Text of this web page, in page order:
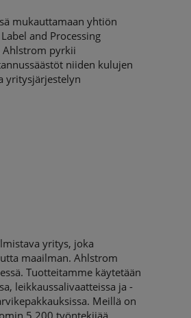
mukauttamaan yhtiön
and Processing
pyrkii
niiden kulujen
yritysjärjestelyn
yritys, joka
maailman. Ahlstrom
Tuotteitamme käytetään
leikkaussalivaatteissa ja -
Meillä on
5 200 työntekijää